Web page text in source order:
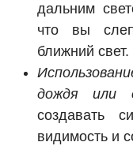
дальним
что вы
ближний свет.
дождя или
создавать
видимость и